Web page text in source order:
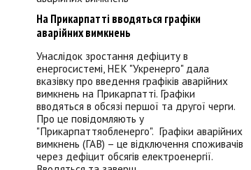
На Прикарпатті вводяться графіки
аварійних вимкнень
Унаслідок зростання дефіциту в
енергосистемі, НЕК "Укренерго" дала
вказівку про введення графіків аварійних
вимкнень на Прикарпатті. Графіки
вводяться в обсязі першої та другої черги.
Про це повідомляють у
"Прикарпаттяобленерго". Графіки аварійних
вимкнень (ГАВ) – це відключення споживачів
через дефіцит обсягів електроенергії.